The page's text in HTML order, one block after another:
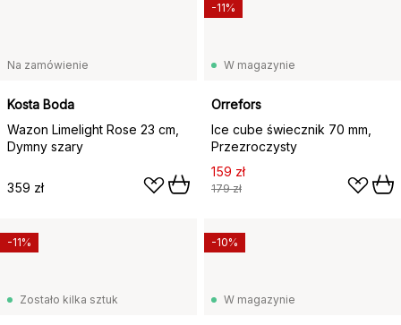
Na zamówienie
Kosta Boda
Wazon Limelight Rose 23 cm,
Dymny szary
359 zł
W magazynie
Orrefors
Ice cube świecznik 70 mm,
Przezroczysty
159 zł
179 zł
-11%
Zostało kilka sztuk
-11%
W magazynie
-10%